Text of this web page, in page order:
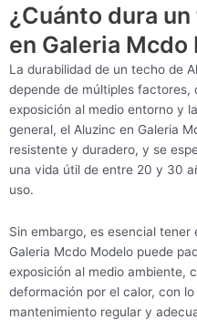
¿Cuánto dura
en Galeria Mcdo
La durabilidad de un techo de
depende de múltiples factores,
exposición al medio entorno y
general, el Aluzinc en Galeria
resistente y duradero, y se
una vida útil de entre 20 y 30
uso.
Sin embargo, es esencial tener
Galeria Mcdo Modelo puede
exposición al medio ambiente,
deformación por el calor, con
mantenimiento regular y